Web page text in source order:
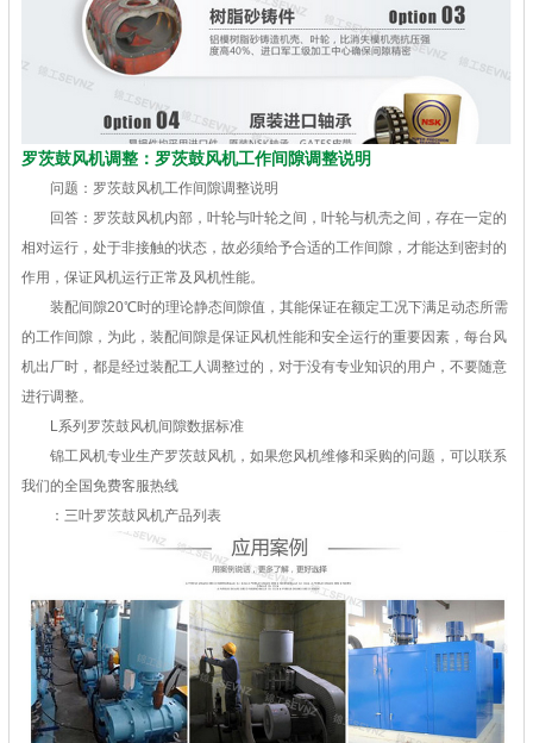
罗茨鼓风机调整：罗茨鼓风机工作间隙调整说明
问题：罗茨鼓风机工作间隙调整说明
回答：罗茨鼓风机内部，叶轮与叶轮之间，叶轮与机壳之间，存在一定的
相对运行，处于非接触的状态，故必须给予合适的工作间隙，才能达到密封的
作用，保证风机运行正常及风机性能。
装配间隙20℃时的理论静态间隙值，其能保证在额定工况下满足动态所需
的工作间隙，为此，装配间隙是保证风机性能和安全运行的重要因素，每台风
机出厂时，都是经过装配工人调整过的，对于没有专业知识的用户，不要随意
进行调整。
L系列罗茨鼓风机间隙数据标准
锦工风机专业生产罗茨鼓风机，如果您风机维修和采购的问题，可以联系
我们的全国免费客服热线
：三叶罗茨鼓风机产品列表